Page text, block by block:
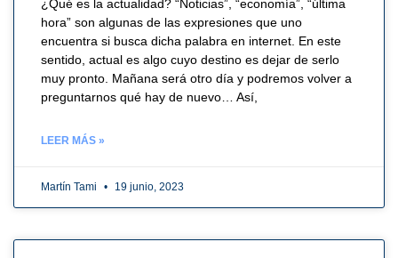
¿Qué es la actualidad? “Noticias”, “economía”, “última
hora” son algunas de las expresiones que uno
encuentra si busca dicha palabra en internet. En este
sentido, actual es algo cuyo destino es dejar de serlo
muy pronto. Mañana será otro día y podremos volver a
preguntarnos qué hay de nuevo… Así,
LEER MÁS »
Martín Tami 19 junio, 2023